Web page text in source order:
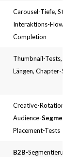
Carousel-Tiefe, Story-
Interaktions-Flows,
Completion
Thumbnail-Tests,
Längen, Chapter-
Creative-Rotation,
Audience-
Placement-Tests
B2B-Segmentierung